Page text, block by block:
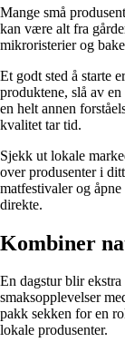
Mange små
kan være alt fra
mikroristerier og
Et godt sted å starte
produktene, slå av
en helt annen
kvalitet tar tid.
Sjekk ut lokale
over produsenter i
matfestivaler og
direkte.
Kombiner
En dagstur blir
smaksopplevelser
pakk sekken for en
lokale produsenter.